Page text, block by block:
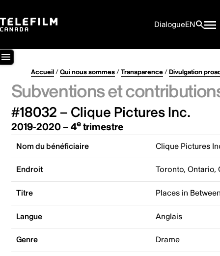
DialogueEN
Accueil/Qui nous sommes/Transparence/Divulgation
Subventions et
#18032 – Clique Pictures Inc.
2019-2020 – 4etrimestre
Nom du bénéficiaire Clique Pictures
Endroit Toronto, Ontario,
Titre Places in
Langue Anglais
Genre Drame